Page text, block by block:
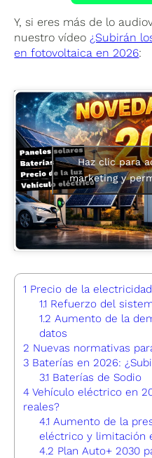
Y, si eres más de lo
nuestro vídeo ¿Subirán
en fotovoltaica en 2026:
Haz clic para
marketing y
1 Precio de la
1.1 Refuerzo del
1.2 Aumento de la
datos
2 Nuevas normativas
3 Baterías en 2026:
3.1 Baterías de Sodio
4 Vehículo eléctrico en
reales?
4.1 Aumento de la
eléctrico y limitación
4.2 Plan Auto+ 2030